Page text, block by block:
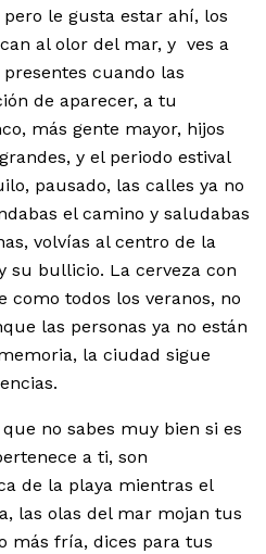
le gusta estar ahí, los
al olor del mar, y ves a
cuando las
de aparecer, a tu
más gente mayor, hijos
y el periodo estival
pausado, las calles ya no
el camino y saludabas
volvías al centro de la
su bullicio. La cerveza con
como todos los veranos, no
las personas ya no están
la ciudad sigue
no sabes muy bien si es
a ti, son
de la playa mientras el
las olas del mar mojan tus
más fría, dices para tus